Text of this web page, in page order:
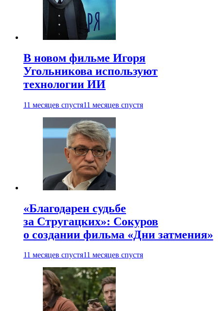
В новом фильме Игоря
Угольникова используют
технологии ИИ
11 месяцев спустя11 месяцев спустя
«Благодарен судьбе
за Стругацких»: Сокуров
о создании фильма «Дни затмения»
11 месяцев спустя11 месяцев спустя